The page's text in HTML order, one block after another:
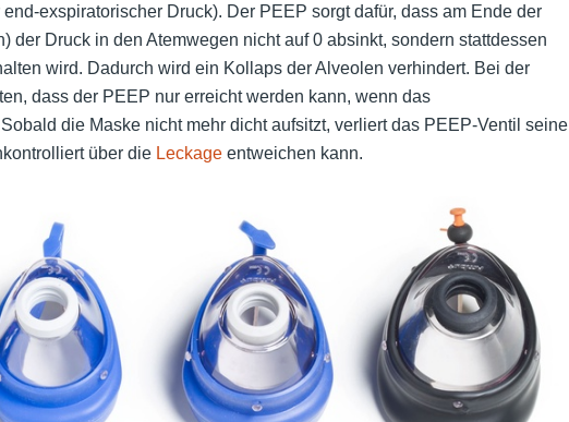
exspiratorischer Druck). Der PEEP sorgt dafür, dass am Ende der
der Druck in den Atemwegen nicht auf 0 absinkt, sondern stattdessen
wird. Dadurch wird ein Kollaps der Alveolen verhindert. Bei der
dass der PEEP nur erreicht werden kann, wenn das
die Maske nicht mehr dicht aufsitzt, verliert das PEEP-Ventil seine
über die Leckageentweichen kann.